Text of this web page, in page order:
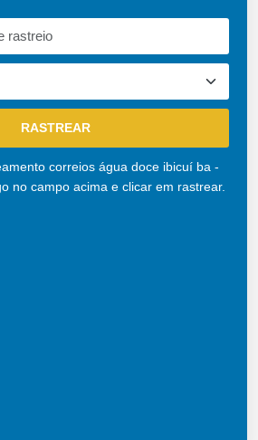
correios água doce ibicuí ba -
no campo acima e clicar em rastrear.